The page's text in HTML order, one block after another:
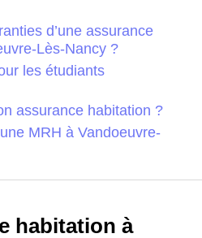
d’une assurance
Lès-Nancy ?
les étudiants
assurance habitation ?
MRH à Vandoeuvre-
habitation à